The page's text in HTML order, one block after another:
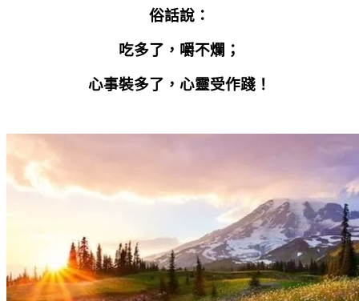
俗話說：
吃多了，嚼不爛；
心事裝多了，心靈受作踐！